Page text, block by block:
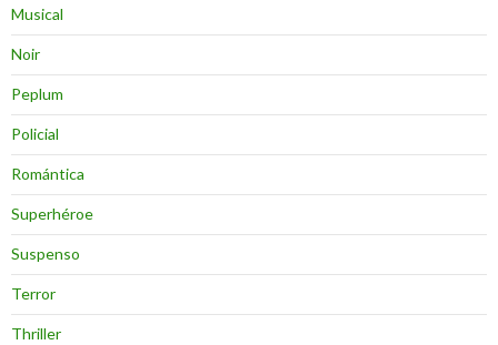
Musical
Noir
Peplum
Policial
Romántica
Superhéroe
Suspenso
Terror
Thriller